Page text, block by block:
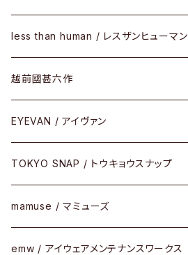
SUNSHIFT
ケア用品
サングラス
Frogskins(フロッグスキン )
Latch(ラッチ)
その他
修理
小物
メガネフレーム
サングラス
その他
less than human / レスザンヒューマン
メガネフレーム
サングラス
その他
越前國甚六作
セルフレーム
メタルフレーム
コンビフレーム
EYEVAN / アイヴァン
メガネ
サングラス
その他
TOKYO SNAP / トウキョウスナップ
セルフレーム
メタルフレーム
mamuse / マミューズ
セル
emw / アイウェアメンテナンスワークス